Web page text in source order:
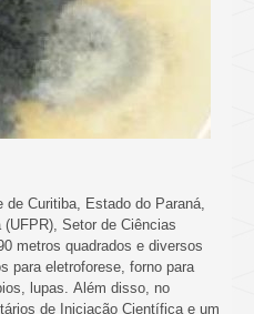
de Curitiba, Estado do Paraná,
Setor de Ciências
metros quadrados e diversos
para eletroforese, forno para
lupas. Além disso, no
de Iniciação Científica e um